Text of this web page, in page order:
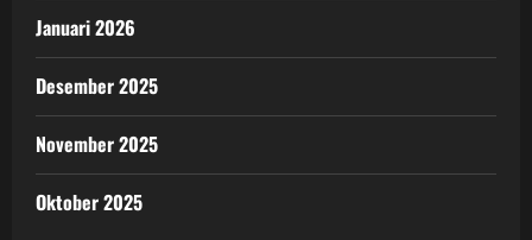
Januari 2026
Desember 2025
November 2025
Oktober 2025